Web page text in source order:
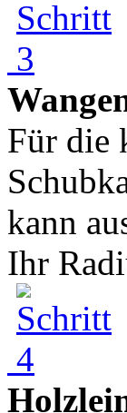
Für die
kann
Ihr